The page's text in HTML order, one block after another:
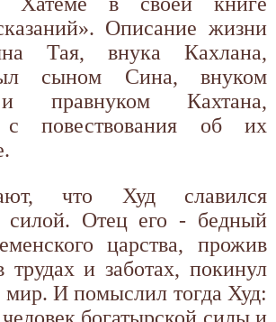
Описание жизни
Тая, внука Кахлана,
сыном Сина, внуком
правнуком Кахтана,
с повествования об их
что Худ славился
силой. Отец его - бедный
царства, прожив
и заботах, покинул
И помыслил тогда Худ:
богатырской силы и